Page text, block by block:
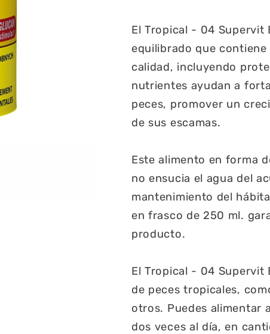
El Tropical - 04 Supervit
equilibrado que
calidad, incluyendo
nutrientes ayudan a
peces, promover un
de sus escamas.
Este alimento en forma
no ensucia el agua del
mantenimiento del
en frasco de 250 ml.
producto.
El Tropical - 04 Supervit
de peces tropicales,
otros. Puedes alimentar
dos veces al día, en